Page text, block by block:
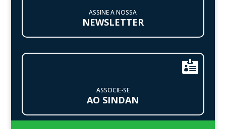
ASSINE A NOSSA
NEWSLETTER

ASSOCIE-SE
AO SINDAN